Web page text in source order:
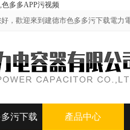
多多APP污视频
，歡迎來到建德市色多多污下载電力
污下载 產品中心